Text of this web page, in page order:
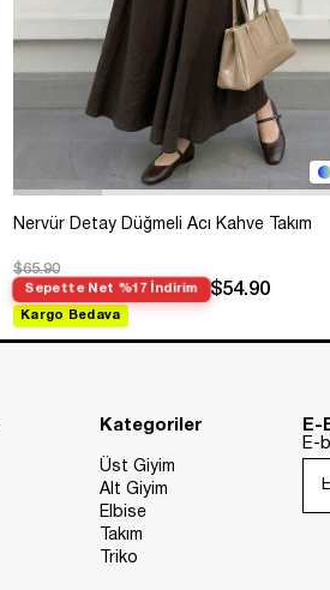
Nervür Detay Düğmeli Acı Kahve Takım
$65.90
Sepette Net %17 İndirim $54.90
Kargo Bedava
Kategoriler
Üst Giyim
Alt Giyim
Elbise
Takım
Triko
E-
E-